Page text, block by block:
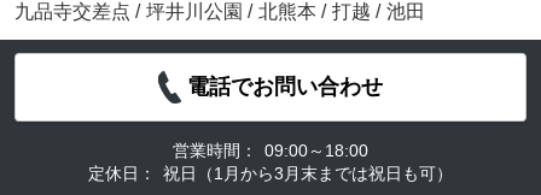
九品寺交差点 / 坪井川公園 / 北熊本 / 打越 / 池田
電話でお問い合わせ
営業時間：
09:00～18:00
定休日：
祝日（1月から3月末までは祝日も可）